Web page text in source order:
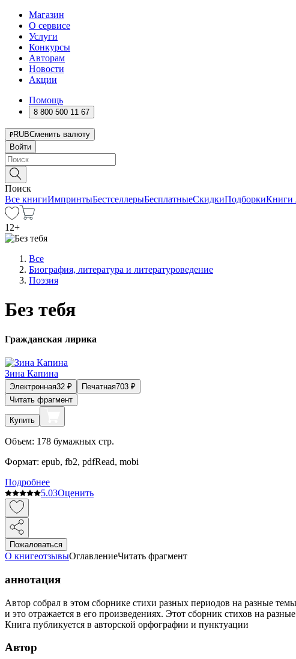
Магазин
О сервисе
Услуги
Конкурсы
Авторам
Новости
Акции
Помощь
8 800 500 11 67
RUBСменить валюту
Войти
Поиск
Все книгиИмпринтыБестселлерыБесплатныеСкидкиПодборкиКниги
12+
Все
Биография, литература и литературоведение
Поэзия
Без тебя
Гражданская лирика
Зина Капина
Электронная32 ₽ Печатная703 ₽
Читать фрагмент
Купить
Объем: 178 бумажных стр.
Формат: epub, fb2, pdfRead, mobi
Подробнее
5.03Оценить
Пожаловаться
О книгеотзывыОглавлениеЧитать фрагмент
аннотация
Автор собрал в этом сборнике стихи разных периодов на разные
и это отражается в его произведениях. Этот сборник стихов на
Книга публикуется в авторской орфографии и пунктуации
Автор